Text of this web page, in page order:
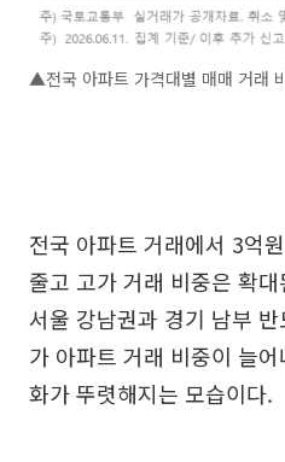
▲전국 아파트 가격대별 매매 거래
전국 아파트 거래에서 3억
줄고 고가 거래 비중은 확
서울 강남권과 경기 남부
가 아파트 거래 비중이 늘
화가 뚜렷해지는 모습이다.